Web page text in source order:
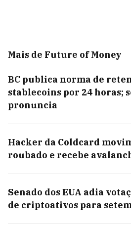
Mais de Future of Money
BC publica norma de
stablecoins por 24 horas;
pronuncia
Hacker da Coldcard
roubado e recebe
Senado dos EUA adia
de criptoativos para